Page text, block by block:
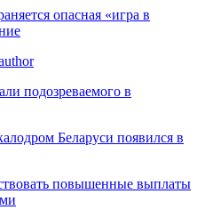
опасная «игра в
подозреваемого в
Беларуси появился в
повышенные выплаты